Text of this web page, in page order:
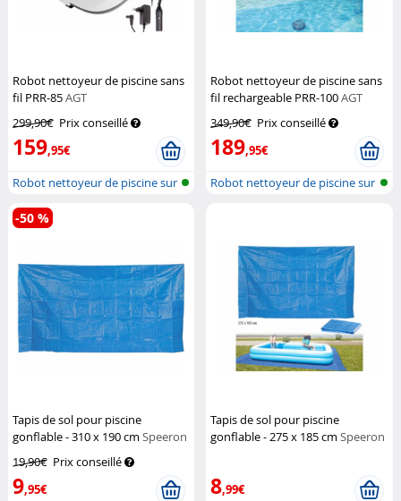
Robot nettoyeur de piscine sans
fil PRR-85AGT
299,90€ Prix conseillé
159,95€
Robot nettoyeur de piscine sur
batt...
Robot nettoyeur de piscine sans
fil rechargeable PRR-100AGT
349,90€ Prix conseillé
189,95€
Robot nettoyeur de piscine sur
Tapis de sol pour piscine
gonflable - 310 x 190 cm Speeron
19,90€ Prix conseillé
9,95€
-50 %
Tapis de sol pour piscine
gonflable - 275 x 185 cmSpeeron
8,99€